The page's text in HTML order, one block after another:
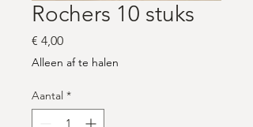
Rochers 10 stuks
€ 4,00Prijs
Alleen af te halen
Aantal *